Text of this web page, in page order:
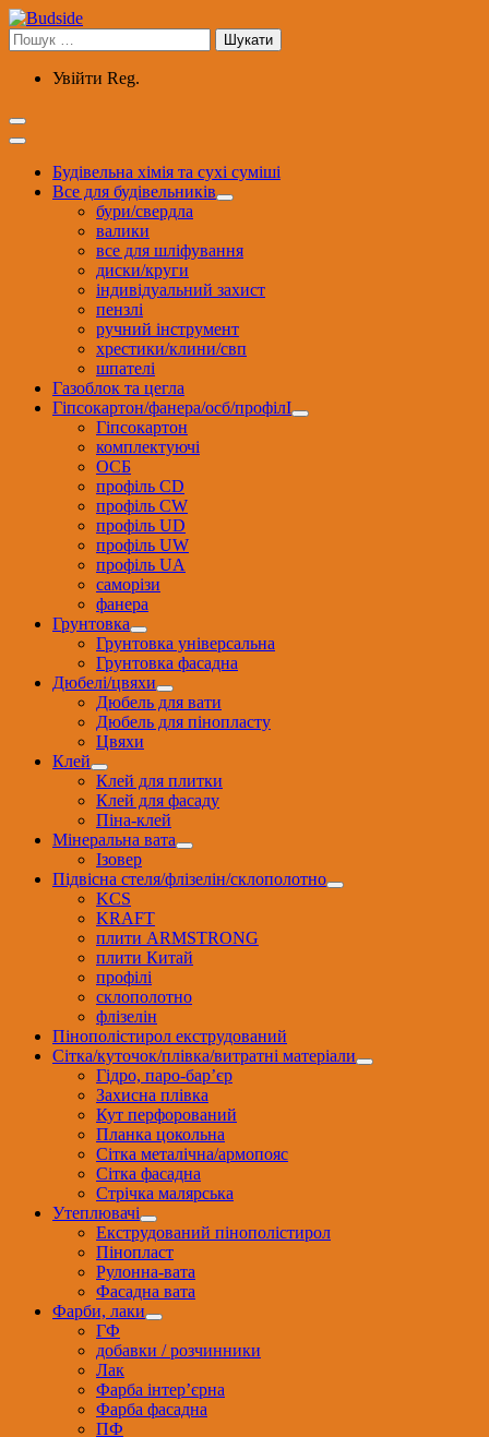
Перейти
до
вмісту
Пошук:
Увійти Reg.
Будівельна хімія та сухі суміші
Все для будівельників
бури/свердла
валики
все для шліфування
диски/круги
індивідуальний захист
пензлі
ручний інструмент
хрестики/клини/свп
шпателі
Газоблок та цегла
Гіпсокартон/фанера/осб/профілІ
Гіпсокартон
комплектуючі
ОСБ
профіль CD
профіль CW
профіль UD
профіль UW
профіль UА
саморізи
фанера
Грунтовка
Грунтовка універсальна
Грунтовка фасадна
Дюбелі/цвяхи
Дюбель для вати
Дюбель для пінопласту
Цвяхи
Клей
Клей для плитки
Клей для фасаду
Піна-клей
Мінеральна вата
Ізовер
Підвісна стеля/флізелін/склополотно
KCS
KRAFT
плити ARMSTRONG
плити Китай
профілі
склополотно
флізелін
Пінополістирол екструдований
Сітка/куточок/плівка/витратні матеріали
Гідро, паро-бар’єр
Захисна плівка
Кут перфорований
Планка цокольна
Сітка металічна/армопояс
Сітка фасадна
Стрічка малярська
Утеплювачі
Екструдований пінополістирол
Пінопласт
Рулонна-вата
Фасадна вата
Фарби, лаки
ГФ
добавки / розчинники
Лак
Фарба інтер’єрна
Фарба фасадна
ПФ